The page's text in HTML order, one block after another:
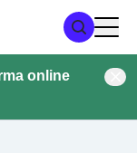
online